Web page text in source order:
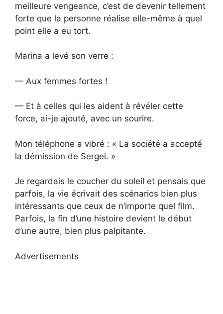
meilleure vengeance, c’est de devenir tellement
forte que la personne réalise elle-même à quel
point elle a eu tort.
Marina a levé son verre :
— Aux femmes fortes !
— Et à celles qui les aident à révéler cette
force, ai-je ajouté, avec un sourire.
Mon téléphone a vibré : « La société a accepté
la démission de Sergei. »
Je regardais le coucher du soleil et pensais que
parfois, la vie écrivait des scénarios bien plus
intéressants que ceux de n’importe quel film.
Parfois, la fin d’une histoire devient le début
d’une autre, bien plus palpitante.
Advertisements